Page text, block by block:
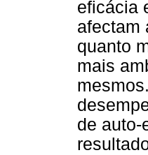
eficácia
afectam
quanto
mais
de auto-